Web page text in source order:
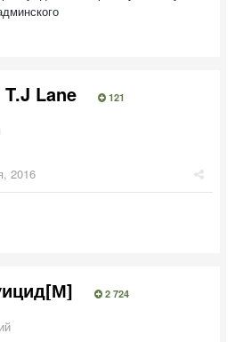
Lane 121
2016
2 724